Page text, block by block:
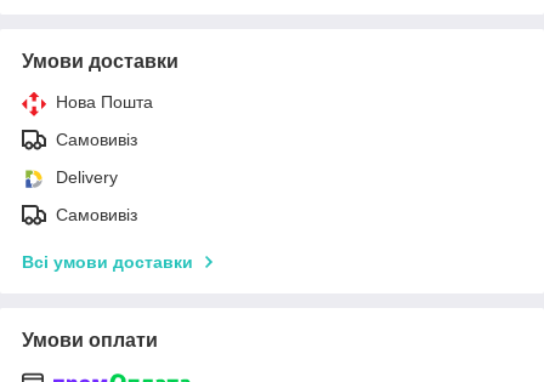
Умови доставки
Нова Пошта
Самовивіз
Delivery
Самовивіз
Всі умови доставки
Умови оплати